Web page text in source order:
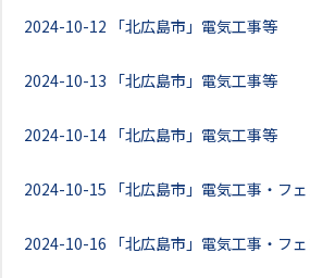
2024-10-12 「北広島市」電気工事等
2024-10-13 「北広島市」電気工事等
2024-10-14 「北広島市」電気工事等
2024-10-15 「北広島市」電気工事・フ
2024-10-16 「北広島市」電気工事・フ